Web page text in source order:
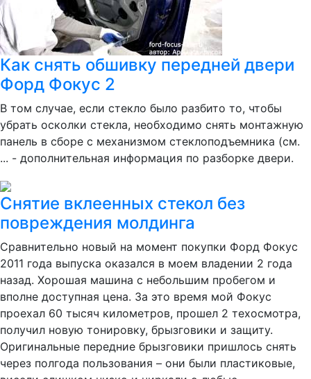
Как снять обшивку передней двери
Форд Фокус 2
В том случае, если стекло было разбито то, чтобы
убрать осколки стекла, необходимо снять монтажную
панель в сборе с механизмом стеклоподъемника (см.
... - дополнительная информация по разборке двери.
Снятие вклеенных стекол без
повреждения молдинга
Сравнительно новый на момент покупки Форд Фокус
2011 года выпуска оказался в моем владении 2 года
назад. Хорошая машина с небольшим пробегом и
вполне доступная цена. За это время мой Фокус
проехал 60 тысяч километров, прошел 2 техосмотра,
получил новую тонировку, брызговики и защиту.
Оригинальные передние брызговики пришлось снять
через полгода пользования – они были пластиковые,